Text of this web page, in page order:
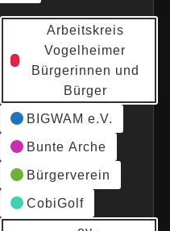
Arbeitskreis
Vogelheimer
Bürgerinnen und
Bürger
BIGWAM e.V.
Bunte Arche
Bürgerverein
CobiGolf